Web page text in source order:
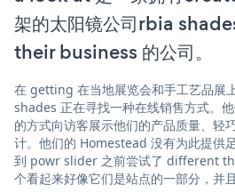
架的太阳镜公司rbia
their business 的公司。
在 getting 在当地展览会和手工艺品展
shades 正在寻找一种在线销售方式。
的方式向访客展示他们的产品质量、轻
计。他们的 Homestead 没有为此提供
到 powr slider 之前尝试了 different
个看起来好像它们是站点的一部分，并